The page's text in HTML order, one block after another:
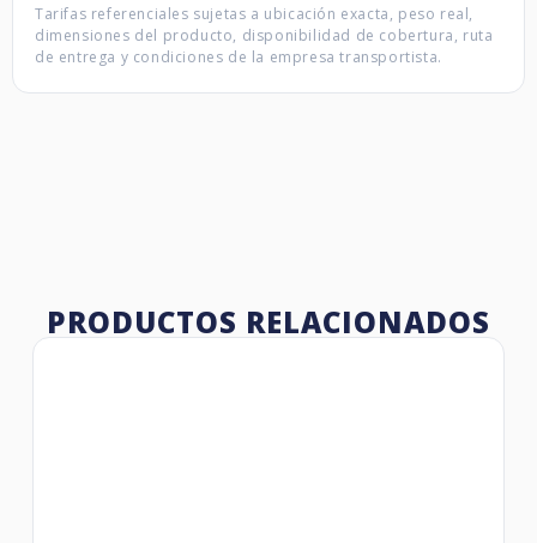
Tarifas referenciales sujetas a ubicación exacta, peso real,
dimensiones del producto, disponibilidad de cobertura, ruta
de entrega y condiciones de la empresa transportista.
PRODUCTOS RELACIONADOS